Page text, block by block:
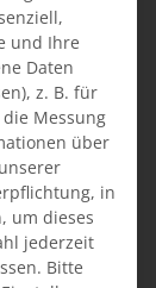
und Ihre
Daten
z. B. für
Messung
über
in
um dieses
jederzeit
Bitte